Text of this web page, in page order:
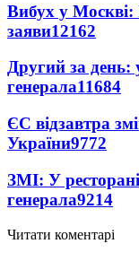
Вибух у Москві:
заяви12162
Другий за
генерала11684
ЄС відзавтра
України9772
ЗМІ: У
генерала9214
Читати коментарі